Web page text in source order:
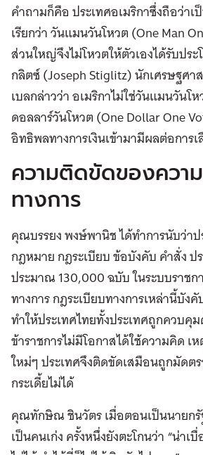
คำถามก็คือ ประเทศอเมริกาซึ่งถือว่าเ
เรียกว่า วันแมนวันโหวต (One Man
ส่วนใหญ่จึงไม่โหวตให้ตัวเองได้รับประ
กลิตซ์ (Joseph Stiglitz) นักเศรษฐศา
เบลกล่าวว่า อเมริกาไม่ใช่วันแมนวันโ
ดอลลาร์วันโหวต (One Dollar One
อิทธิพลทางการเงินเข้ามามีผลต่อการ
ความติดขัดของควา
ทางการ
คุณบรรยง พงษ์พานิช ได้ทำการนับว่าป
กฎหมาย กฎระเบียบ ข้อบังคับ คำสั่ง ป
ประมาณ 130,000 ฉบับ ในระบบราชก
ทางการ กฎระเบียบทางการเหล่านี้บัง
ทำให้ประเทศไทยทั้งประเทศถูกควบคุ
ข้าราชการไม่มีโอกาสได้ใช้ความคิด เ
ใหม่ๆ ประเทศจึงติดขัดเสมือนถูกมัดต
กระเดี้ยไม่ได้
คุณทักษิณ ชินวัตร เมื่อตอนเป็นนายกรั
เป็นคนเก่ง ครั้งหนึ่งยังตะโกนว่า “น่าเ